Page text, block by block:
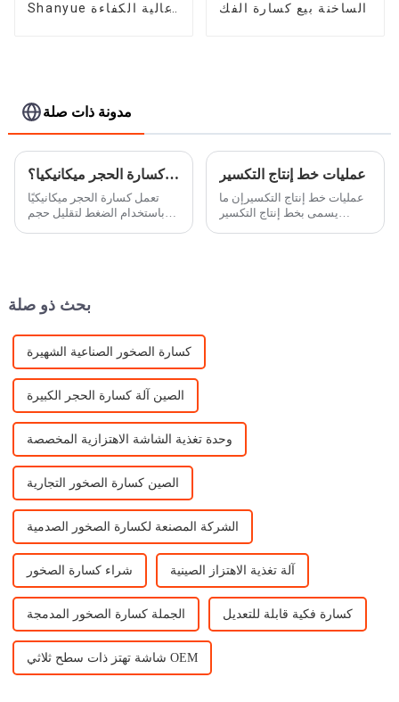
Shanyue عالية الكفاءة
الساخنة بيع كسارة الفك
مدونة ذات صلة
كيف تعمل كسارة الحجر ميكانيكيا؟
تعمل كسارة الحجر ميكانيكيًا
باستخدام الضغط لتقليل حجم
عمليات خط إنتاج التكسير
عمليات خط إنتاج التكسيرإن ما
يسمى بخط إنتاج التكسير
بحث ذو صلة
كسارة الصخور الصناعية الشهيرة
الصين آلة كسارة الحجر الكبيرة
وحدة تغذية الشاشة الاهتزازية المخصصة
الصين كسارة الصخور التجارية
الشركة المصنعة لكسارة الصخور الصدمية
شراء كسارة الصخور آلة تغذية الاهتزاز الصينية
الجملة كسارة الصخور المدمجة كسارة فكية قابلة للتعديل
شاشة تهتز ذات سطح ثلاثي OEM